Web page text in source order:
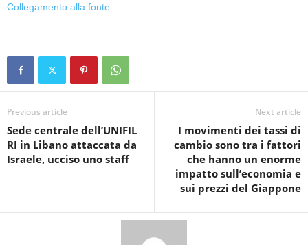
Collegamento alla fonte
Previous article
Sede centrale dell’UNIFIL
RI in Libano attaccata da
Israele, ucciso uno staff
Next article
I movimenti dei tassi di
cambio sono tra i fattori
che hanno un enorme
impatto sull’economia e
sui prezzi del Giappone